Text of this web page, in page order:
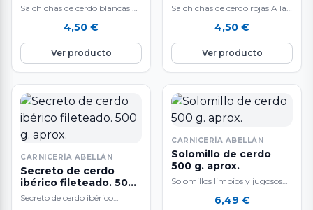
Salchichas de cerdo blancas A
aproximadamente. La carne
de…
4,50 €
Ver producto
Salchichas de cerdo rojas A la
aproximadamente. La carne
de…
4,50 €
Ver producto
CARNICERÍA ABELLÁN
Secreto de cerdo
ibérico fileteado. 500
g. aprox.
Secreto de cerdo ibérico
CARNICERÍA ABELLÁN
Solomillo de cerdo
500 g. aprox.
Solomillos limpios y jugosos
6,49 €